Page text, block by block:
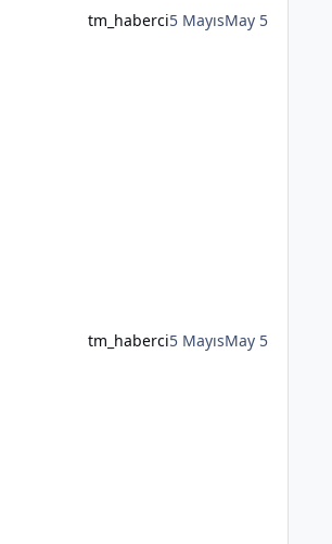
tm_haberci5 MayısMay 5
tm_haberci5 MayısMay 5